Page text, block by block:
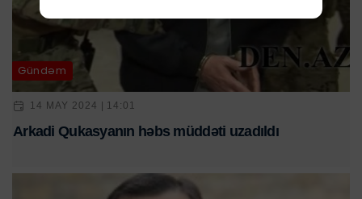
Gündəm
14 MAY 2024 | 14:01
Arkadi Qukasyanın həbs müddəti uzadıldı